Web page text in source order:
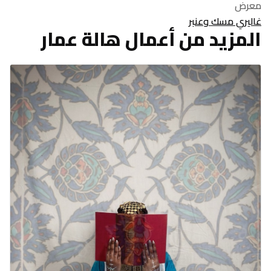
معرض
غاليري مسك وعنبر
المزيد من أعمال هالة عمار